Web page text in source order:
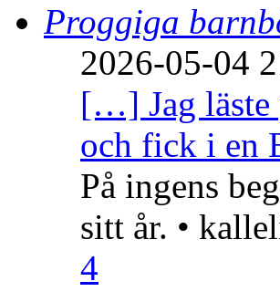
Proggiga
2026-05-04
[…] Jag läste
och fick i en
På ingens
sitt år. •
4